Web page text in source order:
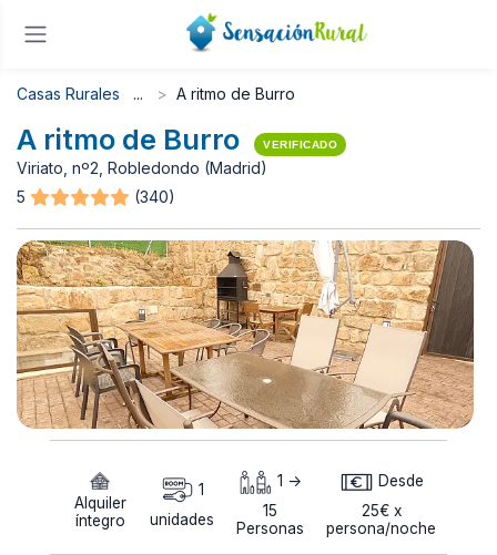
Casas Rurales A ritmo de Burro
A ritmo de Burro VERIFICADO
Viriato, nº2, Robledondo (Madrid)
5
(340)
Alquiler
íntegro
1
unidades
1 ->
15
Personas
Desde
25€ x
persona/noche